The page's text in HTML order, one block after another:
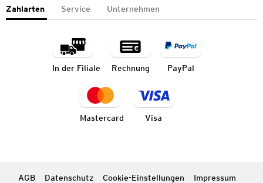
Zahlarten Service Unternehmen
In der Filiale Rechnung PayPal
Mastercard Visa
AGB Datenschutz Cookie-Einstellungen Impressum